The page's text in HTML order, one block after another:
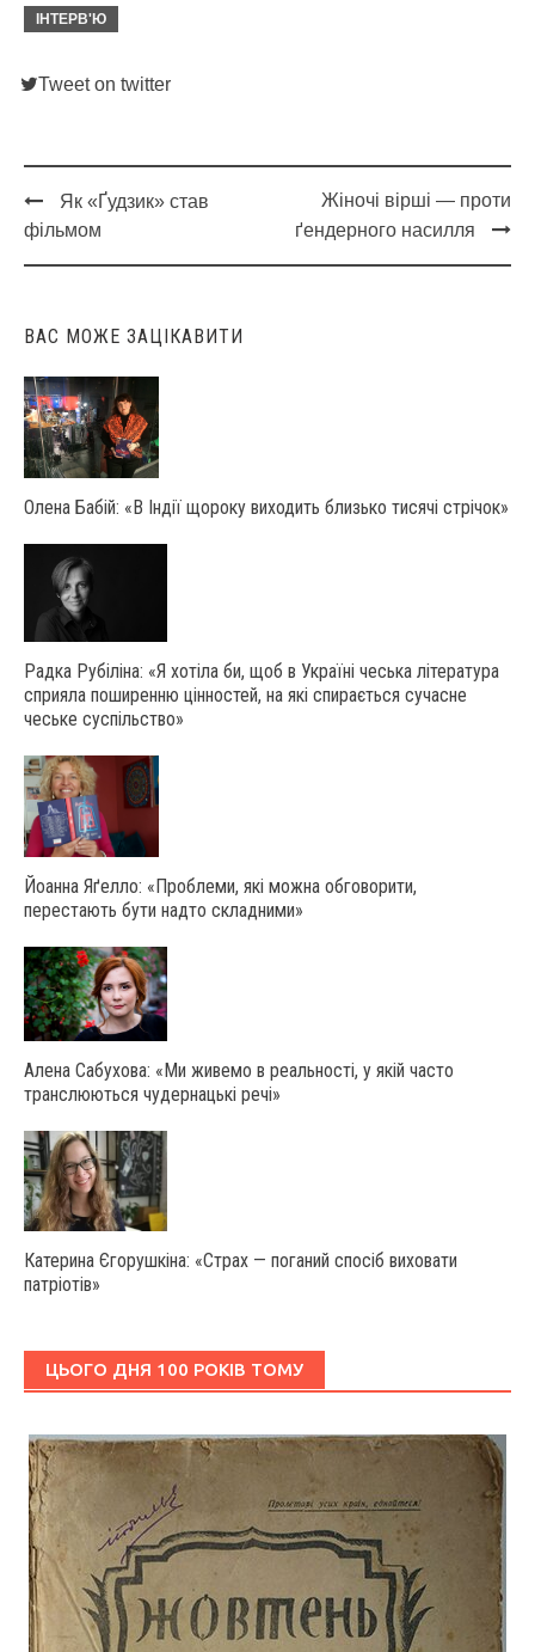
ІНТЕРВ'Ю
Tweet on twitter
Post
navigation
Як «Ґудзик» став
фільмом
Жіночі вірші — проти
ґендерного насилля
ВАС МОЖЕ ЗАЦІКАВИТИ
Олена Бабій: «В Індії щороку виходить близько тисячі стрічок»
Радка Рубіліна: «Я хотіла би, щоб в Україні чеська література
сприяла поширенню цінностей, на які спирається сучасне
чеське суспільство»
Йоанна Яґелло: «Проблеми, які можна обговорити,
перестають бути надто складними»
Алена Сабухова: «Ми живемо в реальності, у якій часто
транслюються чудернацькі речі»
Катерина Єгорушкіна: «Страх — поганий спосіб виховати
патріотів»
ЦЬОГО ДНЯ 100 РОКІВ ТОМУ